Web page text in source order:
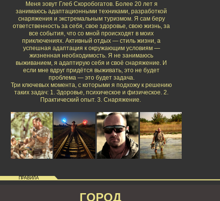
Меня зовут Глеб Скоробогатов. Более 20 лет я
занимаюсь адаптационными техниками, разработкой
снаряжения и экстремальным туризмом. Я сам беру
ответственность за себя, свое здоровье, свою жизнь, за
все события, что со мной происходят в моих
приключениях. Активный отдых — стиль жизни, а
успешная адаптация к окружающим условиям —
жизненная необходимость. Я не занимаюсь
выживанием, я адаптирую себя и своё снаряжение. И
если мне вдруг придётся выживать, это не будет
проблема — это будет задача.
Три ключевых момента, с которыми я подхожу к решению
таких задач: 1. Здоровье, психическое и физическое. 2.
Практический опыт. 3. Снаряжение.
ПРАВИЛА
ГОРОД